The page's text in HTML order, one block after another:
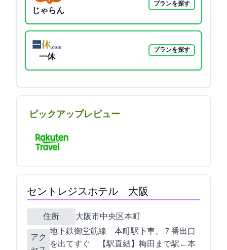
じゃらん
プランを探す
一休
プランを探す
ピックアップレビュー
セントレジスホテル 大阪
住所 大阪市中央区本町3-6-12
アク
地下鉄御堂筋線 本町駅下車、７番出口
を出てすぐ 【駅直結】梅田まで2駅←本